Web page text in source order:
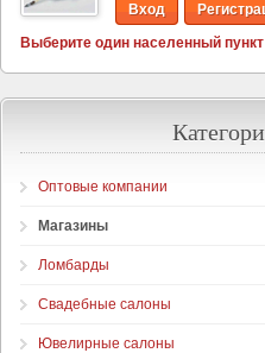
Вход
Выберите один населенный пункт
Оптовые компании
Магазины
Ломбарды
Свадебные салоны
Ювелирные салоны